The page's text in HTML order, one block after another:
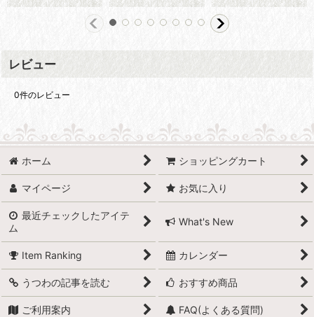
レビュー
0件のレビュー
ホーム ショッピングカート
マイページ お気に入り
最近チェックしたアイテ
ム
What's New
Item Ranking カレンダー
うつわの記事を読む おすすめ商品
ご利用案内 FAQ(よくある質問)